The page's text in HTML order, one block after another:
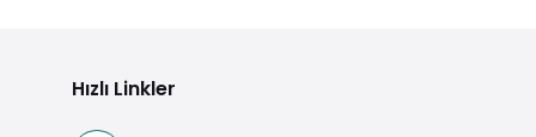
Hızlı Linkler